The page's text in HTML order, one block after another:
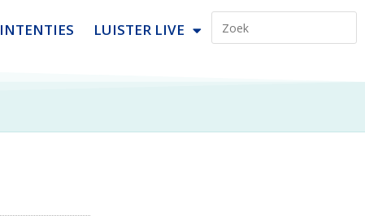
INTENTIES LUISTER LIVE